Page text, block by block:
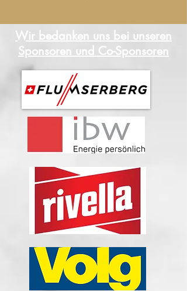
Wir bedanken uns bei unseren
Sponsoren und Co-Sponsoren